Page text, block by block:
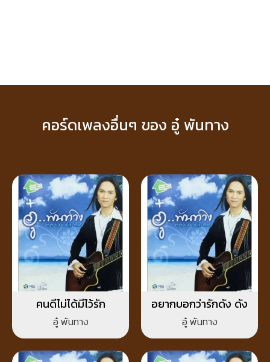
คอร์ดเพลงอื่นๆ ของ อู๋ พันทาง
คนดีไม่ได้มีไว้รัก
อู๋ พันทาง
อยากบอกว่ารักดัง ดัง
อู๋ พันทาง